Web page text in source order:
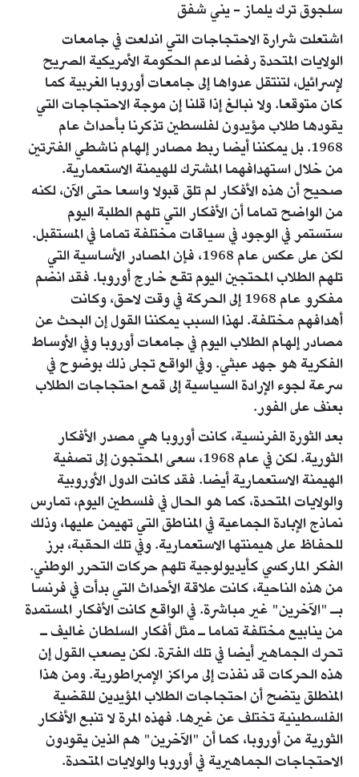
سلجوق ترك يلماز - يني شفق
اشتعلت شرارة الاحتجاجات التي اندلعت في جامعات
الولايات المتحدة رفضا لدعم الحكومة الأمريكية الصريح
لإسرائيل، لتنتقل عدواها إلى جامعات أوروبا الغربية كما
كان متوقعا. ولا نبالغ إذا قلنا إن موجة الاحتجاجات التي
يقودها طلاب مؤيدون لفلسطين تذكرنا بأحداث عام
1968. بل يمكننا أيضا ربط مصادر إلهام ناشطي الفترتين
من خلال استهدافهما المشترك للهيمنة الاستعمارية.
صحيح أن هذه الأفكار لم تلق قبولا واسعا حتى الآن، لكنه
من الواضح تماما أن الأفكار التي تلهم الطلبة اليوم
ستستمر في الوجود في سياقات مختلفة تماما في المستقبل.
لكن على عكس عام 1968، فإن المصادر الأساسية التي
تلهم الطلاب المحتجين اليوم تقع خارج أوروبا. فقد انضم
مفكرو عام 1968 إلى الحركة في وقت لاحق، وكانت
أهدافهم مختلفة. لهذا السبب يمكننا القول إن البحث عن
مصادر إلهام الطلاب اليوم في جامعات أوروبا وفي الأوساط
الفكرية هو جهد عبثي. وفي الواقع تجلى ذلك بوضوح في
سرعة لجوء الإرادة السياسية إلى قمع احتجاجات الطلاب
بعنف على الفور.
بعد الثورة الفرنسية، كانت أوروبا هي مصدر الأفكار
الثورية. لكن في عام 1968، سعى المحتجون إلى تصفية
الهيمنة الاستعمارية أيضا. فقد كانت الدول الأوروبية
والولايات المتحدة، كما هو الحال في فلسطين اليوم، تمارس
نماذج الإبادة الجماعية في المناطق التي تهيمن عليها، وذلك
للحفاظ على هيمنتها الاستعمارية. وفي تلك الحقبة، برز
الفكر الماركسي كأيديولوجية تلهم حركات التحرر الوطني.
من هذه الناحية، كانت علاقة الأحداث التي بدأت في فرنسا
بـ "الآخرين" غير مباشرة. في الواقع كانت الأفكار المستمدة
من ينابيع مختلفة تماما ـ مثل أفكار السلطان غاليف ـ
تحرك الجماهير أيضا في تلك الفترة. لكن يصعب القول إن
هذه الحركات قد نفذت إلى مراكز الإمبراطورية. ومن هذا
المنطلق يتضح أن احتجاجات الطلاب المؤيدين للقضية
الفلسطينية تختلف عن غيرها. فهذه المرة لا تنبع الأفكار
الثورية من أوروبا، كما أن "الآخرين" هم الذين يقودون
الاحتجاجات الجماهيرية في أوروبا والولايات المتحدة.